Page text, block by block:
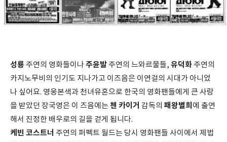
성룡 주연의 영화들이나주윤발주연의 느와르물들, 유덕화주연의
카지노무비의 인기도 지나가고 이즈음은 이연걸의 시대가 아니었
나 싶어요. 영웅본색과 천녀유혼으로 한국의 영화팬들에게 큰 사랑
을 받았던 장국영은 이 즈음에는 첸 카이거 감독의 패왕별희 에 출연
해서 진정한 배우로의 길을 걷게 됩니다.
케빈 코스트너 주연의 퍼펙트 월드는 당시 영화팬들 사이에서 제법